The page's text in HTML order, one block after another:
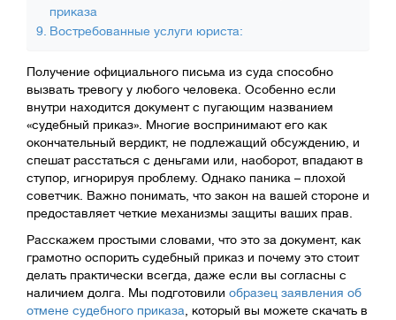
приказа
Востребованные услуги юриста:
Получение официального письма из суда способно
вызвать тревогу у любого человека. Особенно если
внутри находится документ с пугающим названием
«судебный приказ». Многие воспринимают его как
окончательный вердикт, не подлежащий обсуждению, и
спешат расстаться с деньгами или, наоборот, впадают в
ступор, игнорируя проблему. Однако паника – плохой
советчик. Важно понимать, что закон на вашей стороне и
предоставляет четкие механизмы защиты ваших прав.
Расскажем простыми словами, что это за документ, как
грамотно оспорить судебный приказ и почему это стоит
делать практически всегда, даже если вы согласны с
наличием долга. Мы подготовили образец заявления об
отмене судебного приказа , который вы можете скачать в